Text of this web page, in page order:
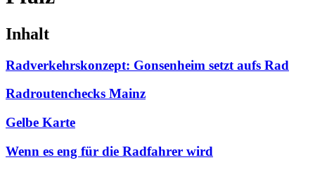
Inhalt
Radverkehrskonzept: Gonsenheim setzt aufs Rad
Radroutenchecks Mainz
Gelbe Karte
Wenn es eng für die Radfahrer wird